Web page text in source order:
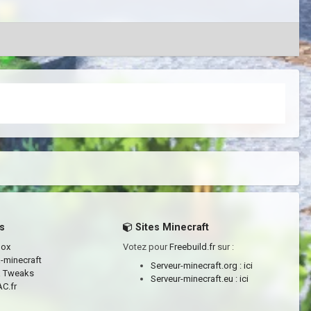
minecraft
Tweaks
Sites Minecraft
Votez pourFreebuild.frsur :
Serveur-minecraft.org : ici
Serveur-minecraft.eu : ici